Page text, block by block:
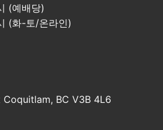
(예배당)
(화-토/온라인)
Coquitlam, BC V3B 4L6